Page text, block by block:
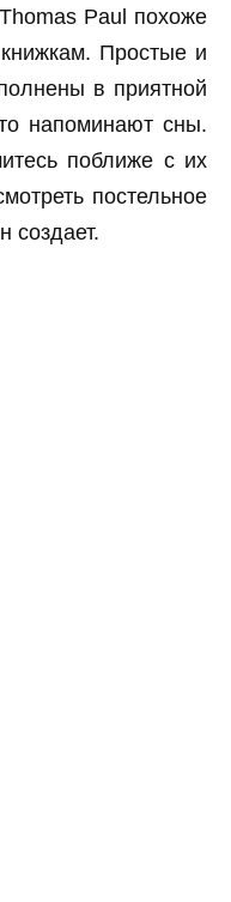
Paul похоже
Простые и
в приятной
напоминают сны.
поближе с их
постельное
создает.